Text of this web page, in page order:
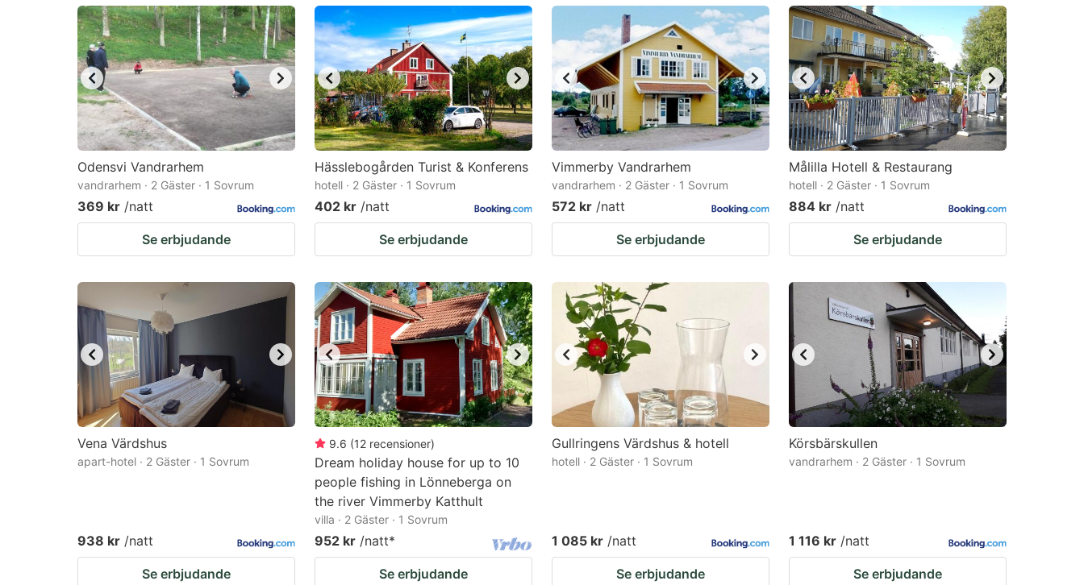
mark
key
to
get
the
keyboard
shortcuts
for
changing
dates.
mark
key
to
get
the
keyboard
shortcuts
for
changing
dates.
Odensvi Vandrarhem
vandrarhem · 2 Gäster · 1 Sovrum
369 kr /natt
Se erbjudande
Hässlebogården Turist & Konferens
hotell · 2 Gäster · 1 Sovrum
402 kr /natt
Se erbjudande
Vimmerby Vandrarhem
vandrarhem · 2 Gäster · 1 Sovrum
572 kr /natt
Se erbjudande
Målilla Hotell & Restaurang
hotell · 2 Gäster · 1 Sovrum
884 kr /natt
Se erbjudande
Vena Värdshus
apart-hotel · 2 Gäster · 1 Sovrum
938 kr /natt
Se erbjudande
9.6 (12 recensioner)
Dream holiday house for up to 10
people fishing in Lönneberga on
the river Vimmerby Katthult
villa · 2 Gäster · 1 Sovrum
952 kr /natt*
Se erbjudande
Gullringens Värdshus & hotell
hotell · 2 Gäster · 1 Sovrum
1 085 kr /natt
Se erbjudande
Körsbärskullen
vandrarhem · 2 Gäster · 1 Sovrum
1 116 kr /natt
Se erbjudande